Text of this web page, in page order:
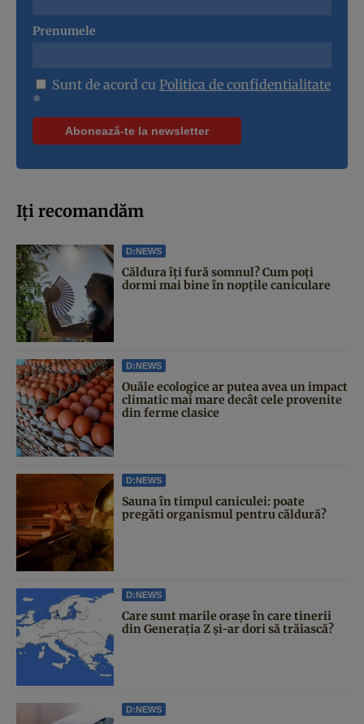
Prenumele
Sunt de acord cu Politica de confidentialitate
*
Iți recomandăm
D:NEWS
Căldura îți fură somnul? Cum poți
dormi mai bine în nopțile caniculare
D:NEWS
Ouăle ecologice ar putea avea un impact
climatic mai mare decât cele provenite
din ferme clasice
D:NEWS
Sauna în timpul caniculei: poate
pregăti organismul pentru căldură?
D:NEWS
Care sunt marile orașe în care tinerii
din Generația Z și-ar dori să trăiască?
D:NEWS